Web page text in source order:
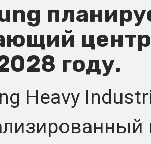
году.
Heavy